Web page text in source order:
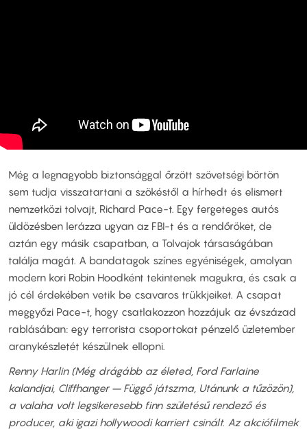
Még a legnagyobb biztonsággal őrzött szövetségi börtön
sem tudja visszatartani a szökéstől a hírhedt és elismert
nemzetközi tolvajt, Richard Pace-t. Egy fergeteges autós
üldözésben lerázza ugyan az FBI-t és a rendőröket, de
aztán egy másik csapatban, a Tolvajok társaságában
találja magát. A bandatagok színes egyéniségek, amolyan
modern kori Robin Hoodként tekintenek magukra, és csak a
jó cél érdekében vetik be csavaros trükkjeiket. A csapat
meggyőzi Pace-t, hogy csatlakozzon hozzájuk az évszázad
rablásában: egy terrorista csoportokat pénzelő üzletember
aranykészletét készülnek ellopni.
Renny Harlin (Még drágább az életed, Ford Farlaine
kalandjai, Cliffhanger – Függő játszma, Utánunk a tűzözön),
a valaha volt legsikeresebb finn születésű rendező és
producer, aki igazi hollywoodi karriert csinált. Az akciófilmek